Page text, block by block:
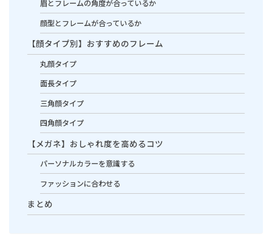
眉とフレームの角度が合っているか
顔型とフレームが合っているか
【顔タイプ別】おすすめのフレーム
丸顔タイプ
面長タイプ
三角顔タイプ
四角顔タイプ
【メガネ】おしゃれ度を高めるコツ
パーソナルカラーを意識する
ファッションに合わせる
まとめ